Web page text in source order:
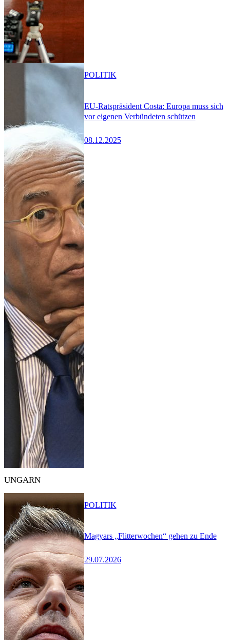
EU-Ratspräsident Costa: Europa muss sich
vor eigenen Verbündeten schützen
08.12.2025
POLITIK
UNGARN
Magyars „Flitterwochen“ gehen zu Ende
29.07.2026
POLITIK